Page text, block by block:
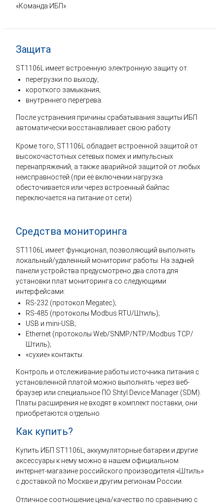
«Команда ИБП».
Защита
ST1106L имеет встроенную электронную защиту от:
перегрузки по выходу;
короткого замыкания;
внутреннего перегрева.
После устранения причины срабатывания защиты ИБП
автоматически восстанавливает свою работу.
Кроме того, ST1106L обладает встроенной защитой от
высокочастотных сетевых помех и импульсных
перенапряжений, а также аварийной защитой от любых
неисправностей (при её включении нагрузка
обесточивается или через встроенный байпас
переключается на питание от сети).
Средства мониторинга
ST1106L имеет функционал, позволяющий выполнять
локальный/удаленный мониторинг работы. На задней
панели устройства предусмотрено два слота для
установки плат мониторинга со следующими
интерфейсами:
RS-232 (протокол Megatec);
RS-485 (протоколы Modbus RTU/Штиль);
USB и mini-USB;
Ethernet (протоколы Web/SNMP/NTP/Modbus TCP/
Штиль);
«сухие» контакты.
Контроль и отслеживание работы источника питания с
установленной платой можно выполнять через веб-
браузер или специальное ПО Shtyl Device Manager (SDM).
Платы расширения не входят в комплект поставки, они
приобретаются отдельно.
Как купить?
Купить ИБП ST1106L, аккумуляторные батареи и другие
аксессуары к нему можно в нашем официальном
интернет-магазине российского производителя «Штиль»
с доставкой по Москве и другим регионам России.
Отличное соотношение цена/качество по сравнению с